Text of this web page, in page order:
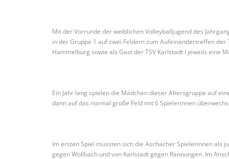
Mit der Vorrunde der weiblichen Volleyballjugend des
in der Gruppe 1 auf zwei Feldern zum Aufeinandertreffen der
Hammelburg sowie als Gast der TSV Karlstadt I jeweils eine
Ein Jahr lang spielen die Mädchen dieser Altersgruppe auf
dann auf das normal große Feld mit 6 Spielerinnen
Im ersten Spiel mussten sich die Aschacher Spielerinnen als
gegen Wollbach und von Karlstadt gegen Rannungen. Im